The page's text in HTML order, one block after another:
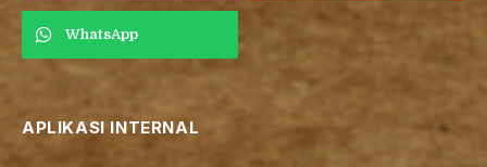
WhatsApp
APLIKASI INTERNAL